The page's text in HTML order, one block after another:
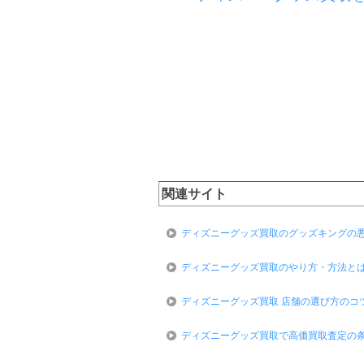
関連サイト
ディズニーグッズ買取のグッズキングの
ディズニーグッズ買取のやり方・方法と
ディズニーグッズ買取 店舗の選び方のコ
ディズニーグッズ買取で高価買取査定の